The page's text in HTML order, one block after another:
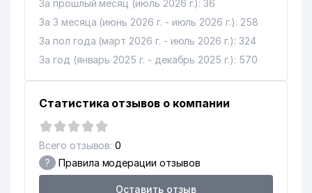
За прошлый месяц (июль 2026 г.): 36
За 3 месяца (июнь 2026 г. - июль 2026 г.): 258
За пол года (март 2026 г. - июль 2026 г.): 324
За год (январь 2025 г. - декабрь 2025 г.): 570
Статистика отзывов о компании
Всего отзывов: 0
? Правила модерации отзывов
Оставить отзыв